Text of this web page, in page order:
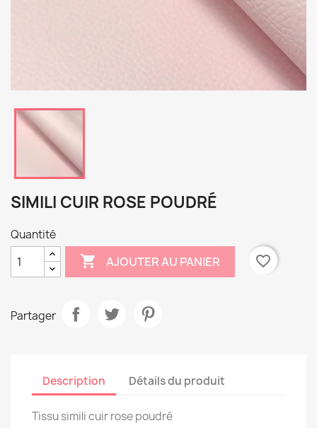
SIMILI CUIR ROSE POUDRÉ
Quantité
 AJOUTER AU PANIER favorite_border
Partager
Description Détails du produit
Tissu simili cuir rose poudré